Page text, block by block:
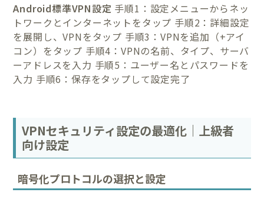
Android標準VPN設定 手順1：設定メニューからネッ
トワークとインターネットをタップ 手順2：詳細設定
を展開し、VPNをタップ 手順3：VPNを追加（+アイ
コン）をタップ 手順4：VPNの名前、タイプ、サーバ
ーアドレスを入力 手順5：ユーザー名とパスワードを
入力 手順6：保存をタップして設定完了
VPNセキュリティ設定の最適化｜上級者
向け設定
暗号化プロトコルの選択と設定